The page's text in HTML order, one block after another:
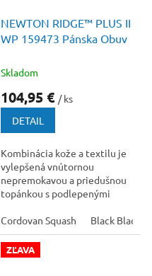
NEWTON RIDGE™ PLUS II
WP 159473 Pánska Obuv
Skladom
104,95 € / ks
DETAIL
Kombinácia kože a textilu je
vylepšená vnútornou
nepremokavou a priedušnou
topánkou s podlepenými
Cordovan Squash
Black Black
ZĽAVA